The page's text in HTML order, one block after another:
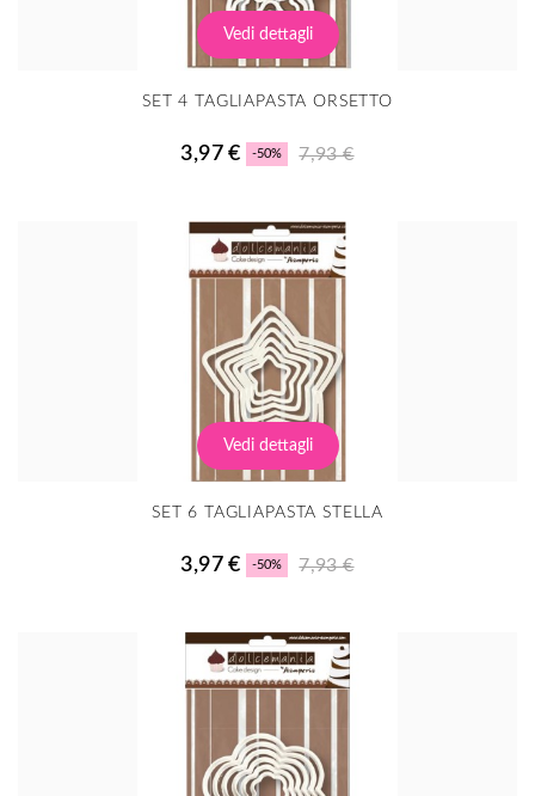
Vedi dettagli
SET 4 TAGLIAPASTA ORSETTO
3,97 € -50% 7,93 €
Vedi dettagli
SET 6 TAGLIAPASTA STELLA
3,97 € -50% 7,93 €